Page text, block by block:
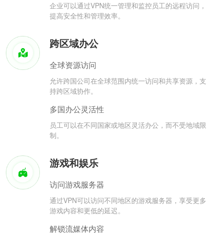
企业可以通过VPN统一管理和监控员工的远程访问，
提高安全性和管理效率。
跨区域办公
全球资源访问
允许跨国公司在全球范围内统一访问和共享资源，支
持跨区域协作。
多国办公灵活性
员工可以在不同国家或地区灵活办公，而不受地域限
制。
游戏和娱乐
访问游戏服务器
通过VPN可以访问不同地区的游戏服务器，享受更多
游戏内容和更低的延迟。
解锁流媒体内容